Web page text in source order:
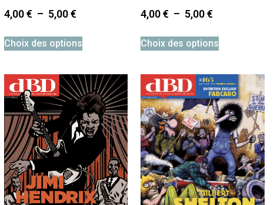
4,00€ – 5,00€
Choix des options
4,00€ – 5,00€
Choix des options